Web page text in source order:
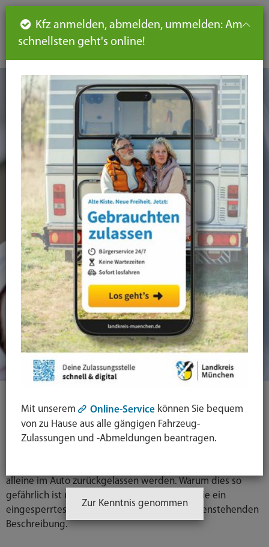
DE
Auto
alleine im Auto zurückgelassen werden. Warum dies so
gefährlich ist und was Sie tun können, wenn Sie ein
eingesperrtes Tier finden, lesen Sie in der untenstehenden
Beschreibung.
Seiteninhalt
Hauptnavigation
Seitennavigation
leichte
Sprache
Kfz anmelden, abmelden, ummelden: Am
schnellsten geht's online!
Mit unserem Online-Service können Sie bequem
von zu Hause aus alle gängigen Fahrzeug-
Zulassungen und -Abmeldungen beantragen.
Zur Kenntnis genommen